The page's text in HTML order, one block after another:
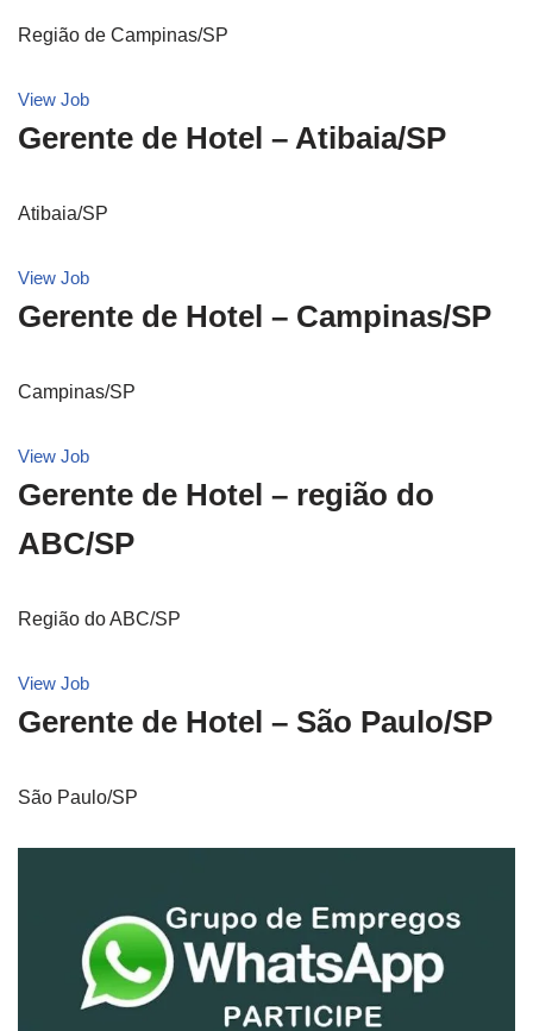
Região de Campinas/SP
View Job
Gerente de Hotel – Atibaia/SP
Atibaia/SP
View Job
Gerente de Hotel – Campinas/SP
Campinas/SP
View Job
Gerente de Hotel – região do
ABC/SP
Região do ABC/SP
View Job
Gerente de Hotel – São Paulo/SP
São Paulo/SP